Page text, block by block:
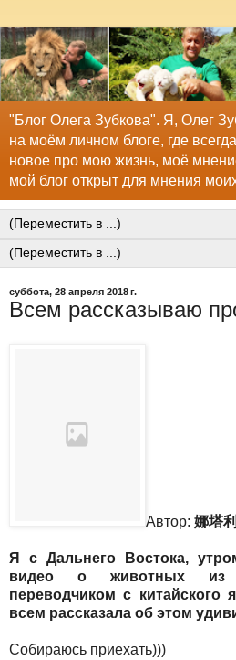
"Блог Олега Зубкова". Я, Олег
на моём личном блоге, где
новое про мою жизнь, моё
мой блог открыт для мнения
суббота, 28 апреля 2018 г.
Всем рассказываю
Автор: 娜塔
Я с Дальнего Востока,
видео о животных из
переводчиком с китайского
всем рассказала об этом
Собираюсь приехать)))